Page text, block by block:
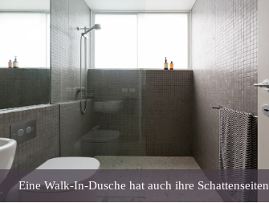
Eine Walk-In-Dusche hat auch ihre Schattenseiten